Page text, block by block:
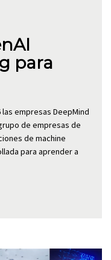
para
empresas DeepMind
de empresas de
de machine
para aprender a